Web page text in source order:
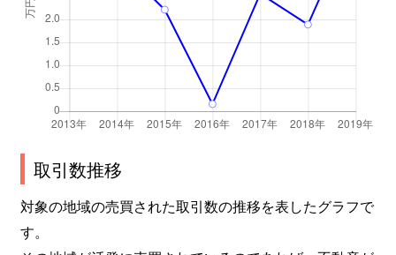
取引数推移
対象の地域の売買された取引数の推移を表したグラフで
す。